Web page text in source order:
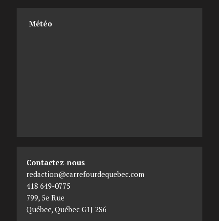
Météo
Contactez-nous
redaction@carrefourdequebec.com
418 649-0775
799, 5e Rue
Québec, Québec G1J 2S6